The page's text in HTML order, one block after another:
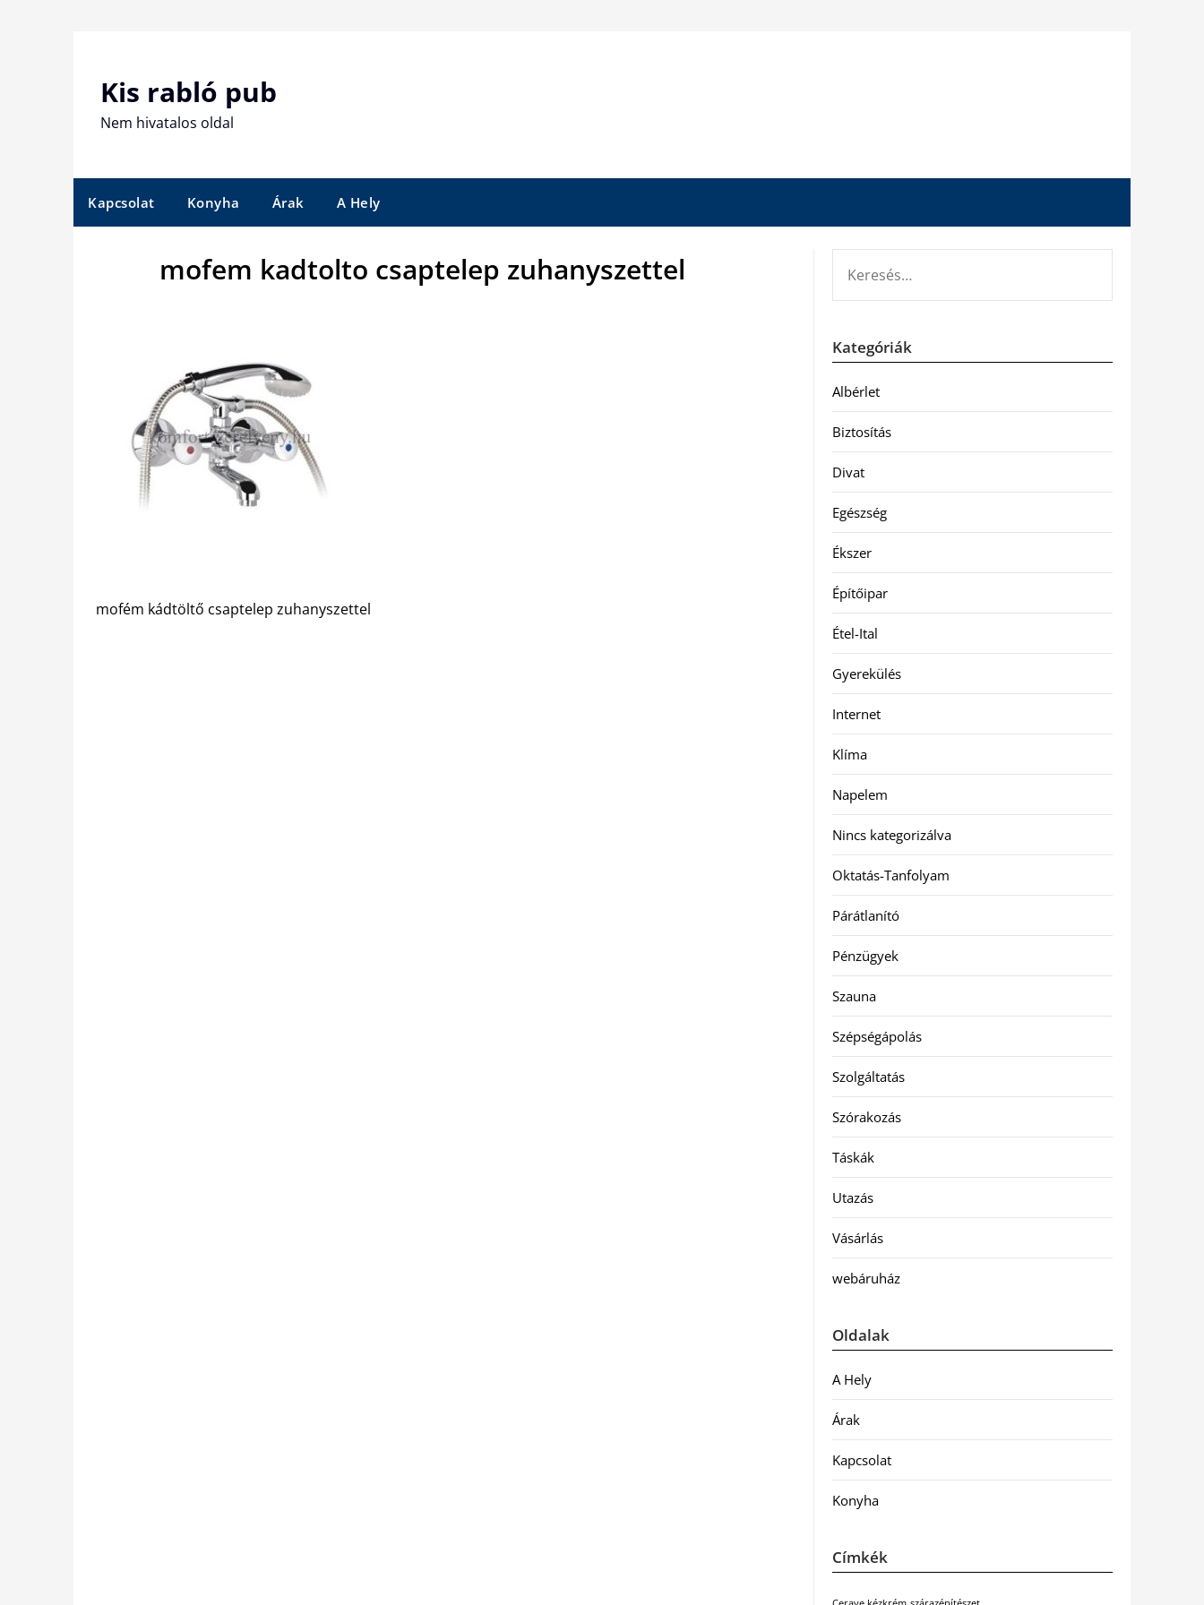
Kis rabló pub
Nem hivatalos oldal
Kapcsolat Konyha Árak A Hely
mofem kadtolto csaptelep zuhanyszettel
mofém kádtöltő csaptelep zuhanyszettel
Kategóriák
Albérlet
Biztosítás
Divat
Egészség
Ékszer
Építőipar
Étel-Ital
Gyerekülés
Internet
Klíma
Napelem
Nincs kategorizálva
Oktatás-Tanfolyam
Párátlanító
Pénzügyek
Szauna
Szépségápolás
Szolgáltatás
Szórakozás
Táskák
Utazás
Vásárlás
webáruház
Oldalak
A Hely
Árak
Kapcsolat
Konyha
Címkék